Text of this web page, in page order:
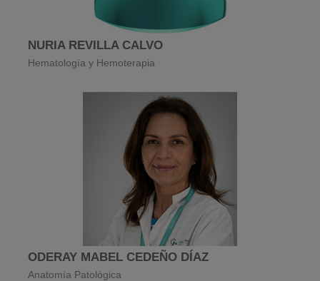
NURIA REVILLA CALVO
Hematología y Hemoterapia
ODERAY MABEL CEDEÑO DÍAZ
Anatomía Patológica